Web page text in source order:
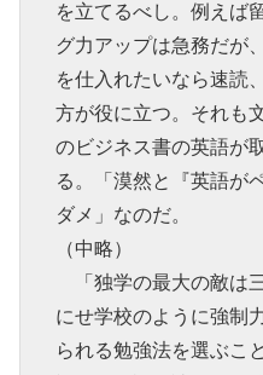
を立てるべし。例えば
グ力アップは急務だが
を仕入れたいなら速読
方が役に立つ。それも
のビジネス書の英語が
る。「漠然と『英語が
ダメ」なのだ。
（中略）
「独学の最大の敵は
にせ学校のように強制
られる勉強法を選ぶこ